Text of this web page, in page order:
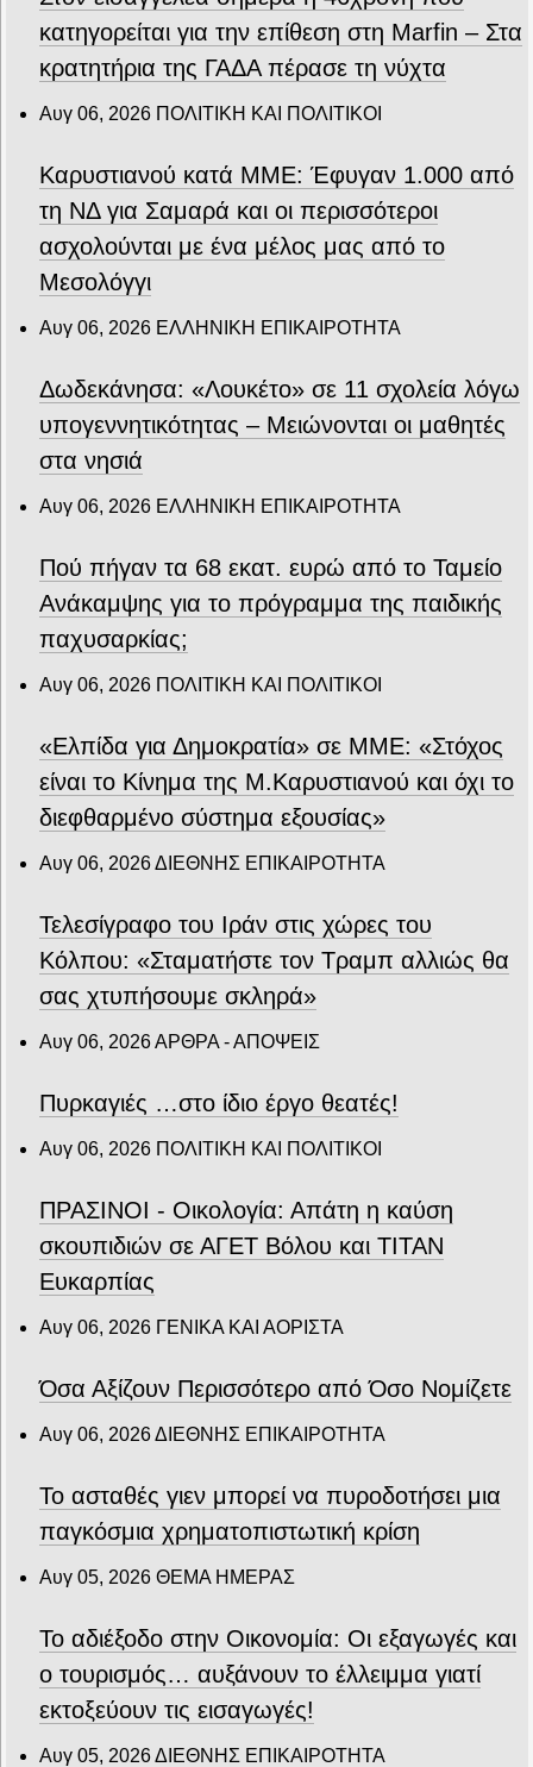
κατηγορείται για την επίθεση στη Marfin – Στα
κρατητήρια της ΓΑΔΑ πέρασε τη νύχτα
Αυγ 06, 2026 ΠΟΛΙΤΙΚΗ ΚΑΙ ΠΟΛΙΤΙΚΟΙ
Καρυστιανού κατά ΜΜΕ: Έφυγαν 1.000 από
τη ΝΔ για Σαμαρά και οι περισσότεροι
ασχολούνται με ένα μέλος μας από το
Μεσολόγγι
Αυγ 06, 2026 ΕΛΛΗΝΙΚΗ ΕΠΙΚΑΙΡΟΤΗΤΑ
Δωδεκάνησα: «Λουκέτο» σε 11 σχολεία λόγω
υπογεννητικότητας – Μειώνονται οι μαθητές
στα νησιά
Αυγ 06, 2026 ΕΛΛΗΝΙΚΗ ΕΠΙΚΑΙΡΟΤΗΤΑ
Πού πήγαν τα 68 εκατ. ευρώ από το Ταμείο
Ανάκαμψης για το πρόγραμμα της παιδικής
παχυσαρκίας;
Αυγ 06, 2026 ΠΟΛΙΤΙΚΗ ΚΑΙ ΠΟΛΙΤΙΚΟΙ
«Ελπίδα για Δημοκρατία» σε ΜΜΕ: «Στόχος
είναι το Κίνημα της Μ.Καρυστιανού και όχι το
διεφθαρμένο σύστημα εξουσίας»
Αυγ 06, 2026ΔΙΕΘΝΗΣ ΕΠΙΚΑΙΡΟΤΗΤΑ
Τελεσίγραφο του Ιράν στις χώρες του
Κόλπου: «Σταματήστε τον Τραμπ αλλιώς θα
σας χτυπήσουμε σκληρά»
Αυγ 06, 2026ΑΡΘΡΑ - ΑΠΟΨΕΙΣ
Πυρκαγιές …στο ίδιο έργο θεατές!
Αυγ 06, 2026 ΠΟΛΙΤΙΚΗ ΚΑΙ ΠΟΛΙΤΙΚΟΙ
ΠΡΑΣΙΝΟΙ - Οικολογία: Απάτη η καύση
σκουπιδιών σε ΑΓΕΤ Βόλου και ΤΙΤΑΝ
Ευκαρπίας
Αυγ 06, 2026 ΓΕΝΙΚΑ ΚΑΙ ΑΟΡΙΣΤΑ
Όσα Αξίζουν Περισσότερο από Όσο Νομίζετε
Αυγ 06, 2026ΔΙΕΘΝΗΣ ΕΠΙΚΑΙΡΟΤΗΤΑ
Το ασταθές γιεν μπορεί να πυροδοτήσει μια
παγκόσμια χρηματοπιστωτική κρίση
Αυγ 05, 2026 ΘΕΜΑ ΗΜΕΡΑΣ
Το αδιέξοδο στην Οικονομία: Οι εξαγωγές και
ο τουρισμός… αυξάνουν το έλλειμμα γιατί
εκτοξεύουν τις εισαγωγές!
Αυγ 05, 2026ΔΙΕΘΝΗΣ ΕΠΙΚΑΙΡΟΤΗΤΑ